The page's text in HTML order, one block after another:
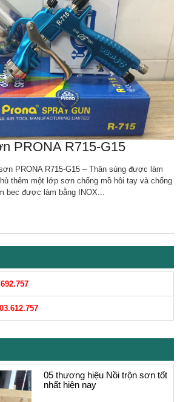
05 thương hiệu Nồi trộn sơn tốt
nhất hiện nay
PRONA R715-G15
PRONA R715-G15 – Thân súng được làm
thêm một lớp sơn chống mồ hôi tay và chống
bec được làm bằng INOX...